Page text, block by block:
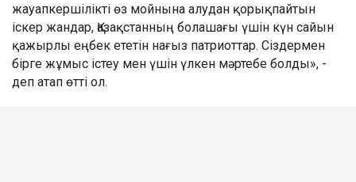
жауапкершілікті өз мойнына алудан қорықпайтын
іскер жандар, Қазақстанның болашағы үшін күн сайын
қажырлы еңбек ететін нағыз патриоттар. Сіздермен
бірге жұмыс істеу мен үшін үлкен мәртебе болды», -
деп атап өтті ол.